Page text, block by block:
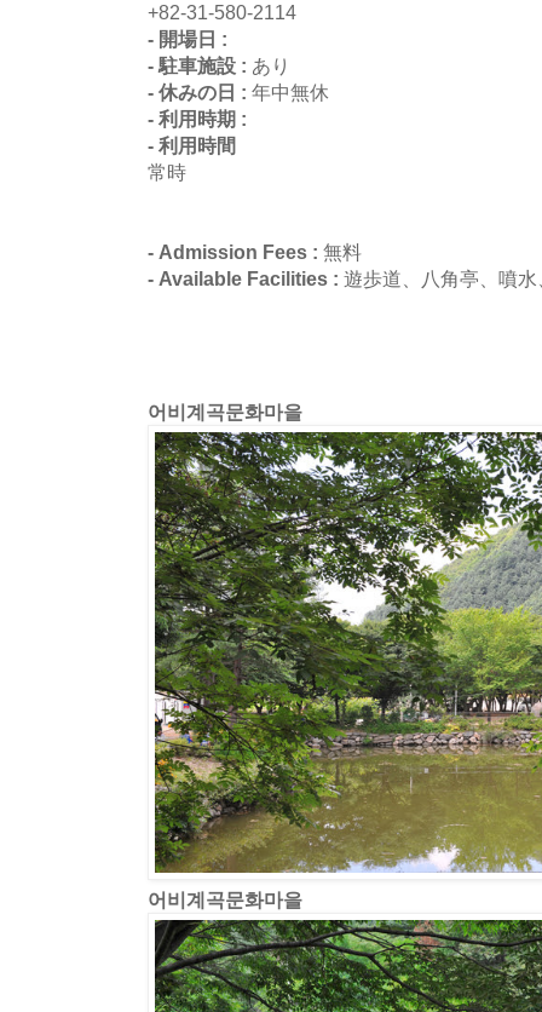
+82-31-580-2114
- 開場日 :
- 駐車施設 : あり
- 休みの日 : 年中無休
- 利用時期 :
- 利用時間
常時
- Admission Fees : 無料
- Available Facilities : 遊歩道、八角亭、噴
어비계곡문화마을
어비계곡문화마을